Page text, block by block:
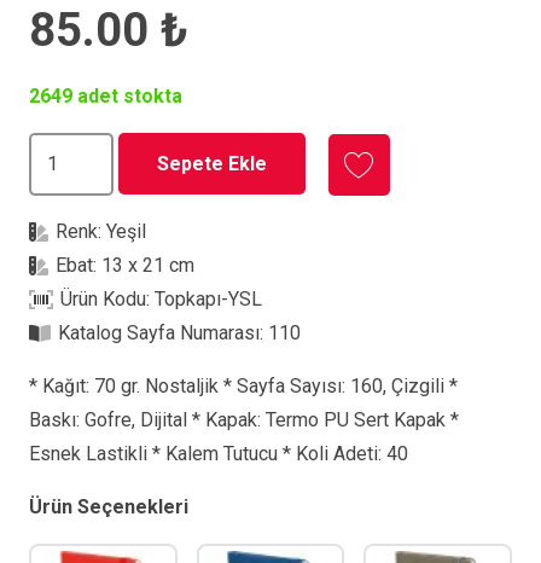
85.00 ₺
2649 adet stokta
Defter
adet
Sepete Ekle
Renk:Yeşil
Ebat: 13 x 21 cm
Ürün Kodu:Topkapı-YSL
Katalog Sayfa Numarası: 110
* Kağıt: 70 gr. Nostaljik * Sayfa Sayısı: 160, Çizgili *
Baskı: Gofre, Dijital * Kapak: Termo PU Sert Kapak *
Esnek Lastikli * Kalem Tutucu * Koli Adeti: 40
Ürün Seçenekleri